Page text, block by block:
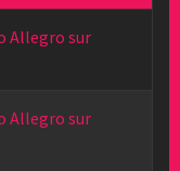
Allegro sur
Allegro sur